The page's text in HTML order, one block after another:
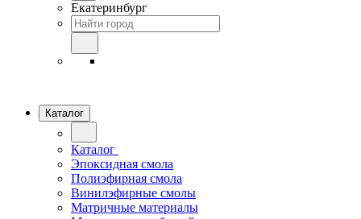
Екатеринбург
Каталог
Каталог
Эпоксидная смола
Полиэфирная смола
Винилэфирные смолы
Матричные материалы